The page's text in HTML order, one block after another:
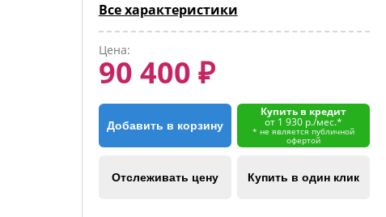
Все характеристики
Цена:
90 400 ₽
Добавить в корзину
Купить в кредит
от 1 930 р./мес.*
* не является публичной
офертой
Отслеживать цену Купить в один клик